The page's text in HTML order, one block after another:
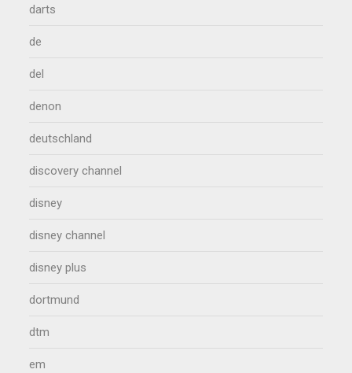
darts
de
del
denon
deutschland
discovery channel
disney
disney channel
disney plus
dortmund
dtm
em